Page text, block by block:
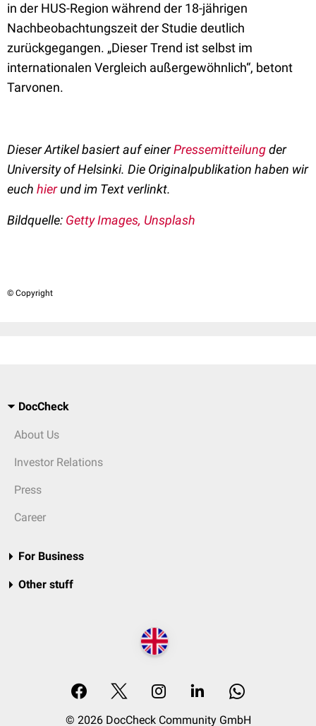
in der HUS-Region während der 18-jährigen
Nachbeobachtungszeit der Studie deutlich
zurückgegangen. „Dieser Trend ist selbst im
internationalen Vergleich außergewöhnlich“, betont
Tarvonen.
Dieser Artikel basiert auf einerPressemitteilungder
University of Helsinki. Die Originalpublikation haben wir
euch hierund im Text verlinkt.
Bildquelle: Getty Images, Unsplash
© Copyright
DocCheck
About Us
Investor Relations
Press
Career
For Business
Other stuff
© 2026 DocCheck Community GmbH